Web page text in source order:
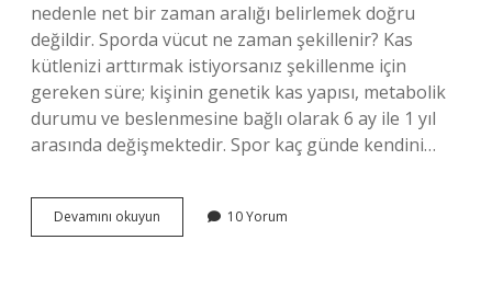
nedenle net bir zaman aralığı belirlemek doğru
değildir. Sporda vücut ne zaman şekillenir? Kas
kütlenizi arttırmak istiyorsanız şekillenme için
gereken süre; kişinin genetik kas yapısı, metabolik
durumu ve beslenmesine bağlı olarak 6 ay ile 1 yıl
arasında değişmektedir. Spor kaç günde kendini…
Devamını okuyun
Gözle
10 Yorum